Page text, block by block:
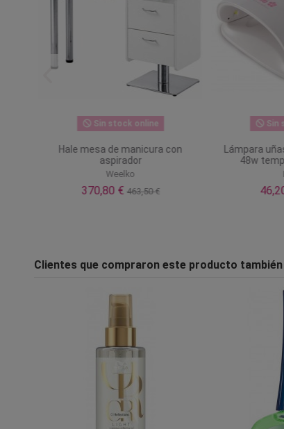
Sin stock online
Hale mesa de manicura con
aspirador
Weelko
370,80 €463,50 €
Sin
Lámpara
48w
Clientes que compraron este producto